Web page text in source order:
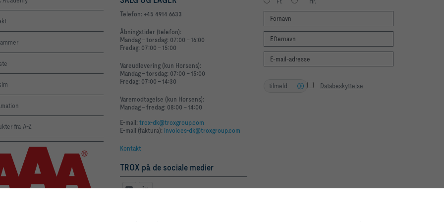
fra A-Z
Telefon: +45 4914 6633
Åbningstider (telefon):
Mandag - torsdag: 07:00 - 16:00
Fredag: 07:00 - 15:00
Vareudlevering (kun Horsens):
Mandag - torsdag: 07:00 - 15:00
Fredag: 07:00 - 14:30
Varemodtagelse (kun Horsens):
Mandag - fredag: 08:00 - 14:00
E-mail: trox-dk@troxgroup.com
E-mail (faktura): invoices-dk@troxgroup.com
Kontakt
TROX på de sociale medier
Databeskyttelse
tilmeld